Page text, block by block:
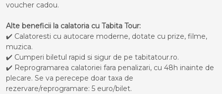
voucher cadou.
Alte beneficii la calatoria cu Tabita Tour:
✔️ Calatoresti cu autocare moderne, dotate cu prize, filme,
muzica.
✔️ Cumperi biletul rapid si sigur de pe tabitatour.ro.
✔️ Reprogramarea calatoriei fara penalizari, cu 48h inainte de
plecare. Se va perecepe doar taxa de
rezervare/reprogramare: 5 euro/bilet.